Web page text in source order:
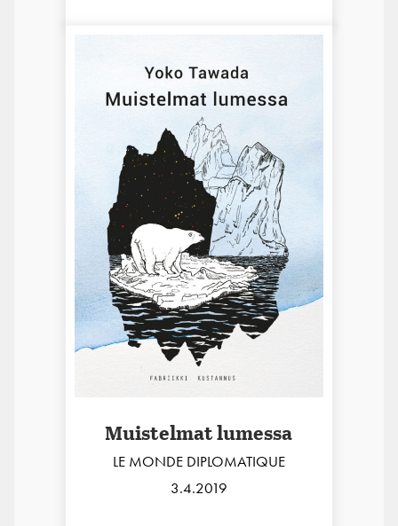
Muistelmat lumessa
LE MONDE DIPLOMATIQUE
3.4.2019